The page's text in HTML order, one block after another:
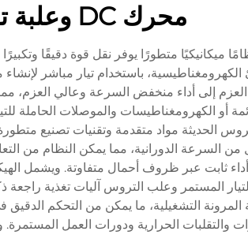
محرك DC وعلبة تروس
متطورًا يوفر نقل قوة دقيقًا
الكهرومغناطيسية، باستخدام تيار مباشر
إلى أداء منخفض السرعة وعالي العزم،
أو الكهرومغناطيسات والموصلات الحاملة
الحديثة مواد متقدمة وتقنيات تصنيع
السرعة الدورانية، مما يمكن النظام من
ثابت عبر ظروف أحمال متفاوتة. ويشمل
المستمر وعلب التروس آليات تغذية راجعة
التشغيلية، ما يمكن من التحكم الدقيق
والتقلبات الحرارية ودورات العمل